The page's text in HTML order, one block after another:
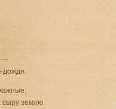
—
дождя.
сыру землю.